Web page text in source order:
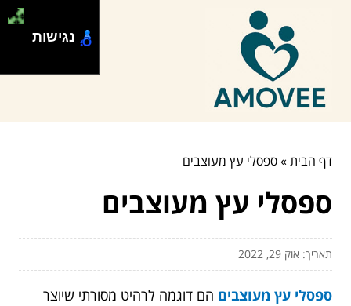
דף הבית»ספסלי עץ מעוצבים
ספסלי עץ מעוצבים
תאריך: אוק 29, 2022
ספסלי עץ מעוצבים הם דוגמה לרהיט מסורתי שיוצר
נגישות